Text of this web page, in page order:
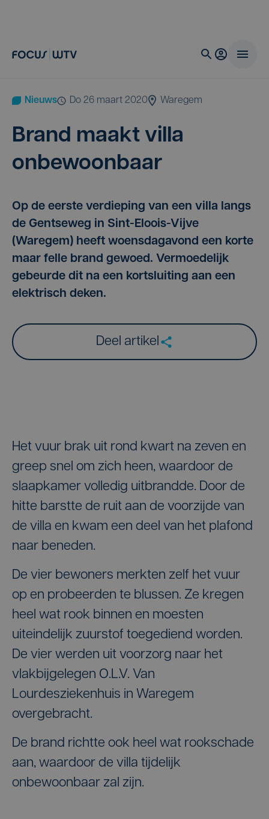
Nieuws do 26 maart 2020 Waregem
Brand maakt vil­la
onbewoonbaar
Op de eerste verdieping van een villa langs
de Gentseweg in Sint-Eloois-Vijve
(Waregem) heeft woensdagavond een korte
maar felle brand gewoed. Vermoedelijk
gebeurde dit na een kortsluiting aan een
elektrisch deken.
Deel artikel
Het vuur brak uit rond kwart na zeven en
greep snel om zich heen, waardoor de
slaapkamer volledig uitbrandde. Door de
hitte barstte de ruit aan de voorzijde van
de villa en kwam een deel van het plafond
naar beneden.
De vier bewoners merkten zelf het vuur
op en probeerden te blussen. Ze kregen
heel wat rook binnen en moesten
uiteindelijk zuurstof toegediend worden.
De vier werden uit voorzorg naar het
vlakbijgelegen O.L.V. Van
Lourdesziekenhuis in Waregem
overgebracht.
De brand richtte ook heel wat rookschade
aan, waardoor de villa tijdelijk
onbewoonbaar zal zijn.